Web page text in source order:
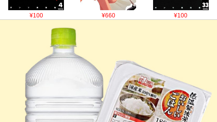
¥100 ¥660 ¥100